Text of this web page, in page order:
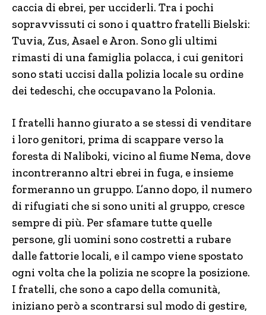
caccia di ebrei, per ucciderli. Tra i pochi
sopravvissuti ci sono i quattro fratelli Bielski:
Tuvia, Zus, Asael e Aron. Sono gli ultimi
rimasti di una famiglia polacca, i cui genitori
sono stati uccisi dalla polizia locale su ordine
dei tedeschi, che occupavano la Polonia.
I fratelli hanno giurato a se stessi di venditare
i loro genitori, prima di scappare verso la
foresta di Naliboki, vicino al fiume Nema, dove
incontreranno altri ebrei in fuga, e insieme
formeranno un gruppo. L’anno dopo, il numero
di rifugiati che si sono uniti al gruppo, cresce
sempre di più. Per sfamare tutte quelle
persone, gli uomini sono costretti a rubare
dalle fattorie locali, e il campo viene spostato
ogni volta che la polizia ne scopre la posizione.
I fratelli, che sono a capo della comunità,
iniziano però a scontrarsi sul modo di gestire,